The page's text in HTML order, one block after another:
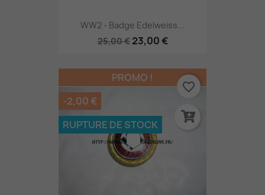
WW2 - Badge Edelweiss...
25,00 € 23,00 €
PROMO !
-2,00 €
RUPTURE DE STOCK
favorite_border